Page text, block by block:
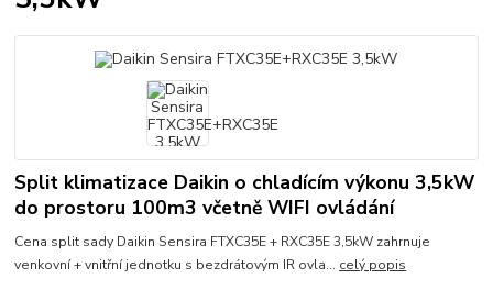
Split klimatizace Daikin o chladícím výkonu 3,5kW
do prostoru 100m3 včetně WIFI ovládání
Cena split sady Daikin Sensira FTXC35E + RXC35E 3,5kW zahrnuje
venkovní + vnitřní jednotku s bezdrátovým IR ovla... celý popis